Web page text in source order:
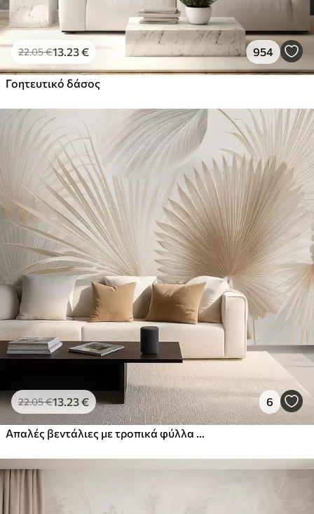
22.05€13 .23€ 954
Γοητευτικό δάσος
22.05€13 .23€ 6